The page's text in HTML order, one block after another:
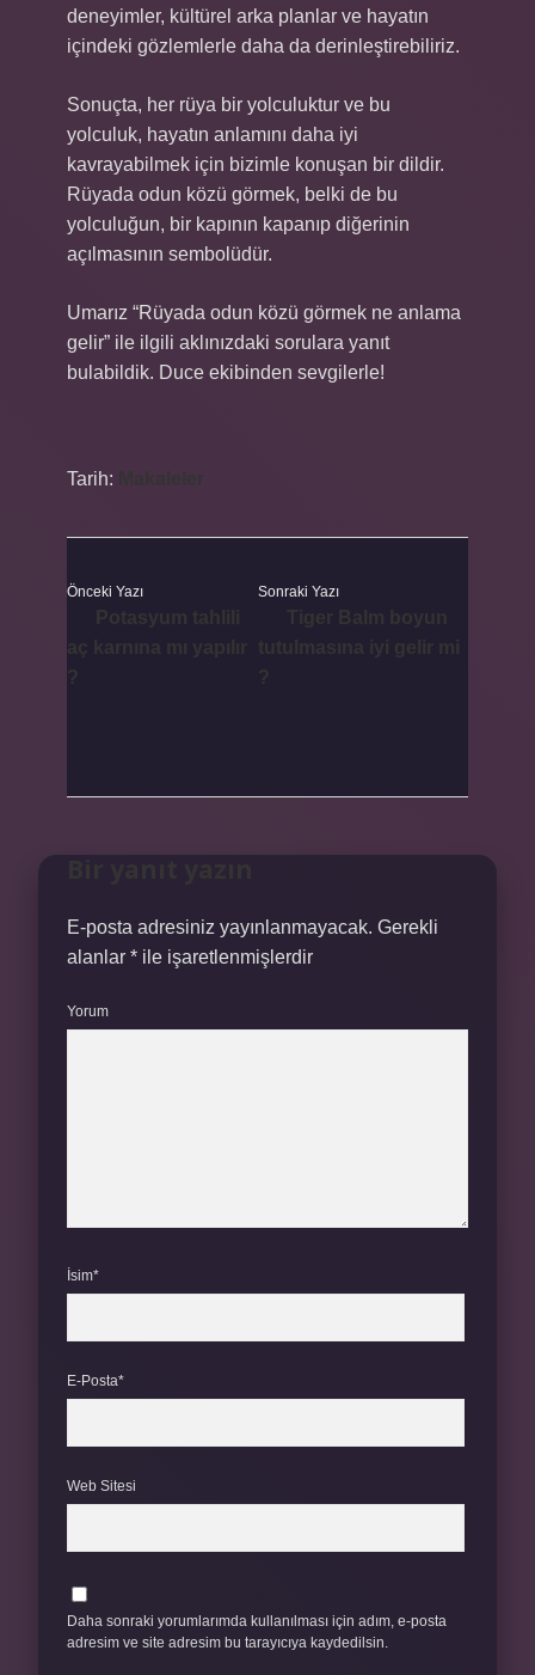
deneyimler, kültürel arka planlar ve hayatın
içindeki gözlemlerle daha da derinleştirebiliriz.
Sonuçta, her rüya bir yolculuktur ve bu
yolculuk, hayatın anlamını daha iyi
kavrayabilmek için bizimle konuşan bir dildir.
Rüyada odun közü görmek, belki de bu
yolculuğun, bir kapının kapanıp diğerinin
açılmasının sembolüdür.
Umarız “Rüyada odun közü görmek ne anlama
gelir” ile ilgili aklınızdaki sorulara yanıt
bulabildik. Duce ekibinden sevgilerle!
Tarih:
Önceki Yazı Sonraki Yazı
E-posta adresiniz yayınlanmayacak. Gerekli
alanlar * ile işaretlenmişlerdir
Yorum
İsim*
E-Posta*
Web Sitesi
Daha sonraki yorumlarımda kullanılması için adım, e-posta
adresim ve site adresim bu tarayıcıya kaydedilsin.